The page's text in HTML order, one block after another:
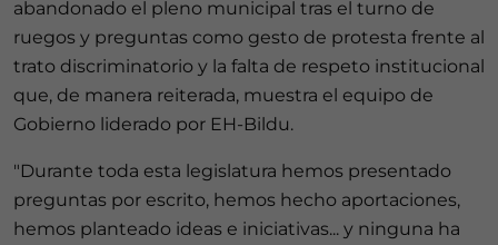
abandonado el pleno municipal tras el turno de
ruegos y preguntas como gesto de protesta frente al
trato discriminatorio y la falta de respeto institucional
que, de manera reiterada, muestra el equipo de
Gobierno liderado por EH-Bildu.
"Durante toda esta legislatura hemos presentado
preguntas por escrito, hemos hecho aportaciones,
hemos planteado ideas e iniciativas... y ninguna ha